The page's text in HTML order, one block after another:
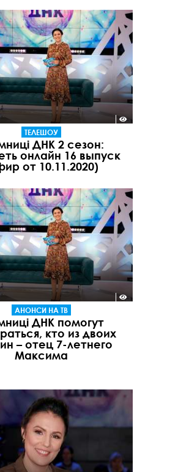
ТЕЛЕШОУ
ДНК 2 сезон:
онлайн 16 выпуск
от 10.11.2020)
АНОНСИ НА ТВ
ДНК помогут
кто из двоих
– отец 7-летнего
Максима